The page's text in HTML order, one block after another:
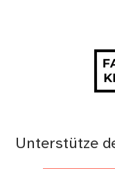
Unterstütze